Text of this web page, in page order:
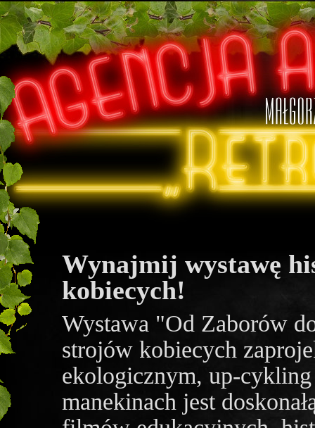
Wynajmij wystawę
kobiecych!
Wystawa "Od Zaborów
strojów kobiecych
ekologicznym, up-
manekinach jest